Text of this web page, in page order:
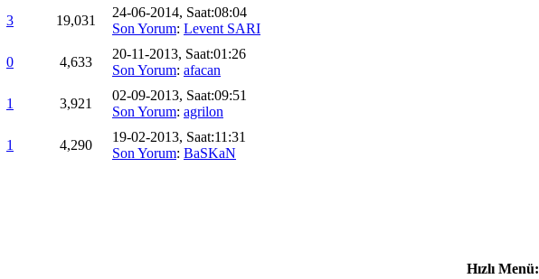
3 19,031
24-06-2014, Saat:08:04
Son Yorum: Levent SARI
0 4,633
20-11-2013, Saat:01:26
Son Yorum: afacan
1 3,921
02-09-2013, Saat:09:51
Son Yorum: agrilon
1 4,290
19-02-2013, Saat:11:31
Son Yorum: BaSKaN
Hızlı Menü: